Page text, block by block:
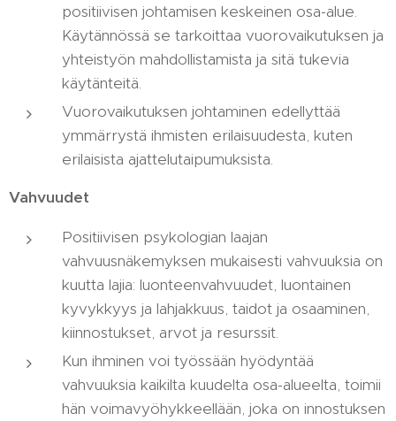
positiivisen johtamisen keskeinen osa-alue.
Käytännössä se tarkoittaa vuorovaikutuksen ja
yhteistyön mahdollistamista ja sitä tukevia
käytänteitä.
Vuorovaikutuksen johtaminen edellyttää
ymmärrystä ihmisten erilaisuudesta, kuten
erilaisista ajattelutaipumuksista.
Vahvuudet
Positiivisen psykologian laajan
vahvuusnäkemyksen mukaisesti vahvuuksia on
kuutta lajia: luonteenvahvuudet, luontainen
kyvykkyys ja lahjakkuus, taidot ja osaaminen,
kiinnostukset, arvot ja resurssit.
Kun ihminen voi työssään hyödyntää
vahvuuksia kaikilta kuudelta osa-alueelta, toimii
hän voimavyöhykkeellään, joka on innostuksen